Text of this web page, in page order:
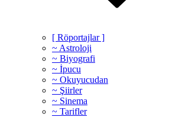
[ Röportajlar ]
~ Astroloji
~ Biyografi
~ İpucu
~ Okuyucudan
~ Şiirler
~ Sinema
~ Tarifler